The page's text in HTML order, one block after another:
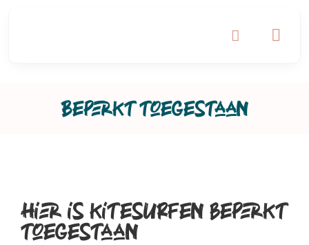
Beperkt toegestaan
Hier is kitesurfen beperkt
toegestaan